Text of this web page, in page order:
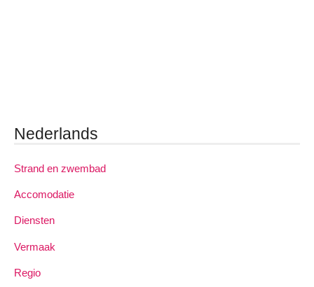
Nederlands
Strand en zwembad
Accomodatie
Diensten
Vermaak
Regio